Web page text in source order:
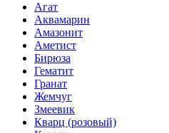
Агат
Аквамарин
Амазонит
Аметист
Бирюза
Гематит
Гранат
Жемчуг
Змеевик
Кварц (розовый)